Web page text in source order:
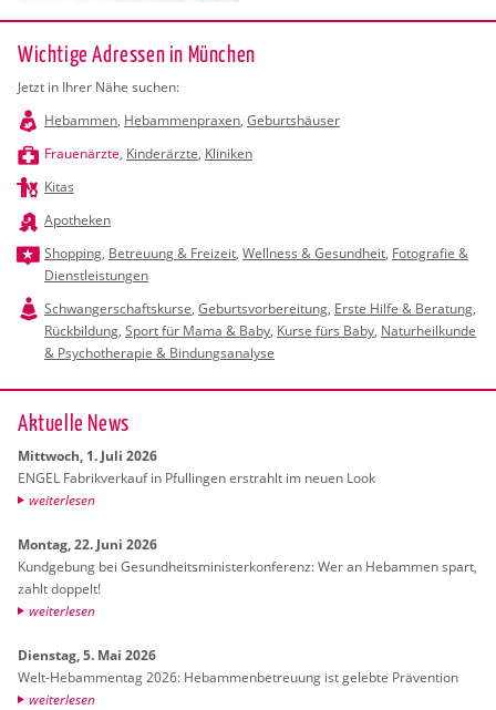
Wichtige Adressen in München
Jetzt in Ihrer Nähe suchen:
Hebammen, Hebammenpraxen, Geburtshäuser
Frauenärzte, Kinderärzte, Kliniken
Kitas
Apotheken
Shopping, Betreuung & Freizeit, Wellness & Gesundheit, Fotografie &
Dienstleistungen
Schwangerschaftskurse, Geburtsvorbereitung, Erste Hilfe & Beratung,
Rückbildung, Sport für Mama & Baby, Kurse fürs Baby, Naturheilkunde
& Psychotherapie & Bindungsanalyse
Ak­tu­el­le News
Mitt­woch, 1. Juli 2026
ENGEL Fa­brik­ver­kauf in Pful­lin­gen er­strahlt im neuen Look
wei­ter­le­sen
Mon­tag, 22. Juni 2026
Kund­ge­bung bei Ge­sund­heits­mi­nis­ter­kon­fe­renz: Wer an Heb­am­men spart,
zahlt dop­pelt!
wei­ter­le­sen
Diens­tag, 5. Mai 2026
Welt-Heb­am­men­tag 2026: Heb­am­men­be­treu­ung ist ge­leb­te Prä­ven­ti­on
wei­ter­le­sen